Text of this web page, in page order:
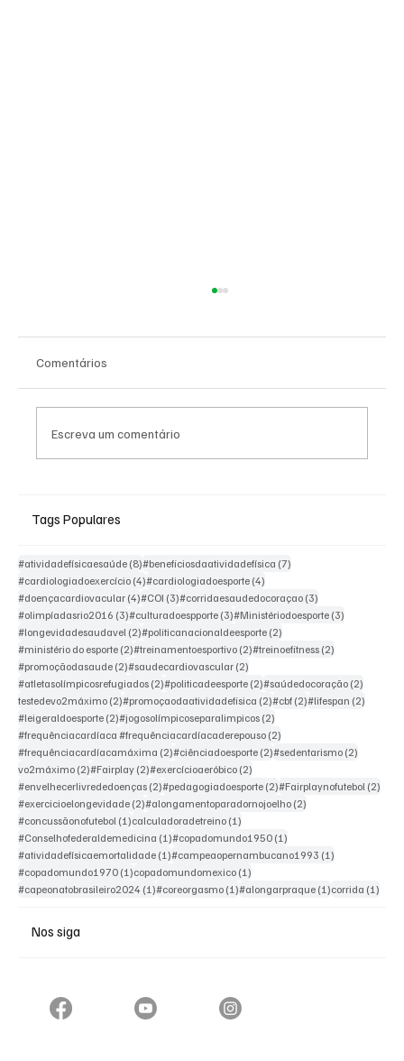
Tags Populares
#atividadefísicaesaúde (8)8 posts
#beneficiosdaatividadefísica (7)
#cardiologiadoexercício (4)4 posts
#cardiologiadoesporte (4)
#doençacardiovacular (4)4 posts
#COI (3)3 posts
#corridaesaudedocoraçao (3)
#olimpíadasrio2016 (3)3 posts
#culturadoespporte (3)3 posts
#Ministériodoesporte (3)
#longevidadesaudavel (2)2 posts
#politicanacionaldeesporte (2)
#ministério do esporte (2)2 posts
#treinamentoesportivo (2)2 posts
#treinoefitness (2)
#promoçãodasaude (2)2 posts
#saudecardiovascular (2)
#atletasolímpicosrefugiados (2)2 posts
#politicadeesporte (2)2 posts
#saúdedocoração (2)
testedevo2máximo (2)2 posts
#promoçaodaatividadefisica (2)2 posts
#cbf (2)2 posts
#lifespan (2)
#leigeraldoesporte (2)2 posts
#jogosolímpicoseparalimpicos (2)
#frequênciacardíaca #frequênciacardíacaderepouso (2)
#frequênciacardíacamáxima (2)2 posts
#ciênciadoesporte (2)2 posts
#sedentarismo (2)
vo2máximo (2)2 posts
#Fairplay (2)2 posts
#exercícioaeróbico (2)
#envelhecerlivrededoenças (2)2 posts
#pedagogiadoesporte (2)2 posts
#Fairplaynofutebol (2)
#exercicioelongevidade (2)2 posts
#alongamentoparadornojoelho (2)
#concussãonofutebol (1)1 post
calculadoradetreino (1)
#Conselhofederaldemedicina (1)1 post
#copadomundo1950 (1)
#atividadefísicaemortalidade (1)1 post
#campeaopernambucano1993 (1)
#copadomundo1970 (1)1 post
copadomundomexico (1)
#capeonatobrasileiro2024 (1)1 post
#coreorgasmo (1)1 post
#alongarpraque (1)1 post
corrida (1)
Nos siga
vitoriosa
Comentários
Escreva um comentário